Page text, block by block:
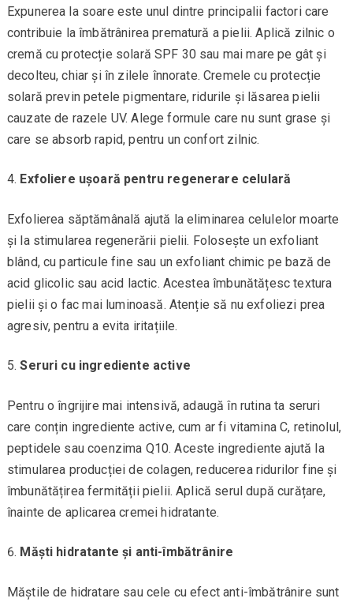
Expunerea la soare este unul dintre principalii factori care
contribuie la îmbătrânirea prematură a pielii. Aplică zilnic o
cremă cu protecție solară SPF 30 sau mai mare pe gât și
decolteu, chiar și în zilele înnorate. Cremele cu protecție
solară previn petele pigmentare, ridurile și lăsarea pielii
cauzate de razele UV. Alege formule care nu sunt grase și
care se absorb rapid, pentru un confort zilnic.
Exfoliere ușoară pentru regenerare celulară
Exfolierea săptămânală ajută la eliminarea celulelor moarte
și la stimularea regenerării pielii. Folosește un exfoliant
blând, cu particule fine sau un exfoliant chimic pe bază de
acid glicolic sau acid lactic. Acestea îmbunătățesc textura
pielii și o fac mai luminoasă. Atenție să nu exfoliezi prea
agresiv, pentru a evita iritațiile.
Seruri cu ingrediente active
Pentru o îngrijire mai intensivă, adaugă în rutina ta seruri
care conțin ingrediente active, cum ar fi vitamina C, retinolul,
peptidele sau coenzima Q10. Aceste ingrediente ajută la
stimularea producției de colagen, reducerea ridurilor fine și
îmbunătățirea fermității pielii. Aplică serul după curățare,
înainte de aplicarea cremei hidratante.
Măști hidratante și anti-îmbătrânire
Măștile de hidratare sau cele cu efect anti-îmbătrânire sunt